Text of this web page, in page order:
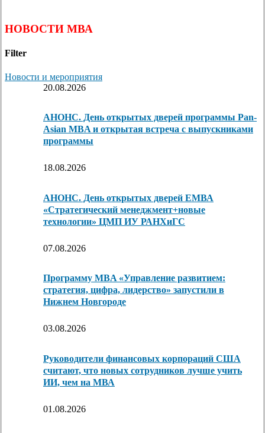
НОВОСТИ МВА
Filter
Новости и мероприятия
20.08.2026
АНОНС. День открытых дверей программы Pan-
Asian MBA и открытая встреча с выпускниками
программы
18.08.2026
АНОНС. День открытых дверей ЕМВА
«Стратегический менеджмент+новые
технологии» ЦМП ИУ РАНХиГС
07.08.2026
Программу MBA «Управление развитием:
стратегия, цифра, лидерство» запустили в
Нижнем Новгороде
03.08.2026
Руководители финансовых корпораций США
считают, что новых сотрудников лучше учить
ИИ, чем на МВА
01.08.2026